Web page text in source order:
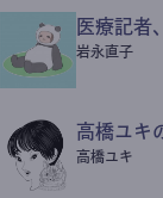
医療記者
岩永直子
高橋ユキ
高橋ユキ